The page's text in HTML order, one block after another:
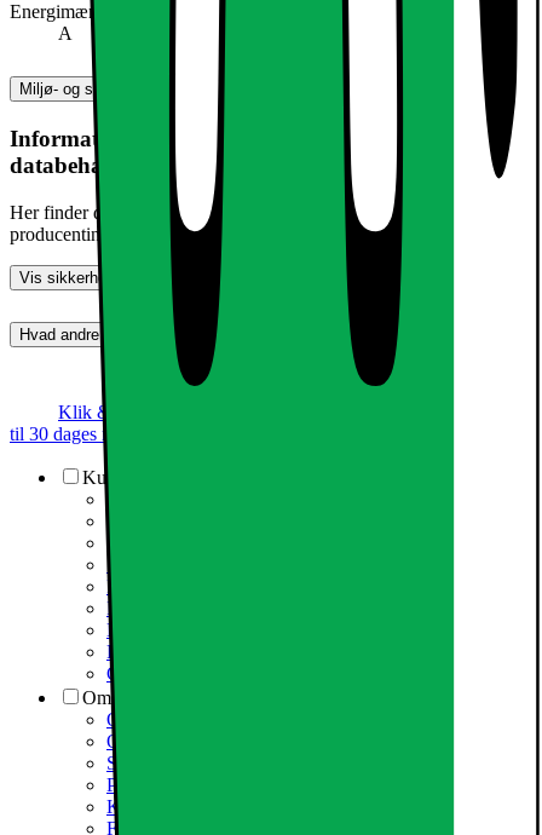
Energimærke
A
Miljø- og sikkerhedsoplysninger
Information om produktsikkerhed og
databehandling
Her finder du information om generel produktsikkerhed og
producentinformation
Vis sikkerhedsoplysninger
Hvad andre synes (0) Dette produkt er endnu ikke blevet bedømt.
Klik & Hent
til 30 dages returret
Kundeservice
Kundeservice
Varehuse / åbningstider
Elgigantens kundefordele
Services
Information om spam/phishing-emails og SMS
Fortrydelsesret
Elgigantens privatlivspolitik
Partner
Cookiepolitik
Om Elgiganten
Om Elkjøp Nordic
Om Elgiganten
Samfundsansvar
Presseinformation
Karriere i Elgiganten
Fødevarestyrelsen smiley